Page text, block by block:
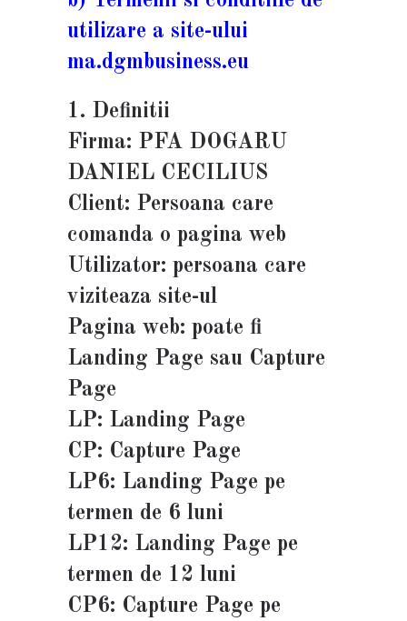
utilizare a site-ului
ma.dgmbusiness.eu
1. Definitii
Firma: PFA DOGARU
DANIEL CECILIUS
Client: Persoana care
comanda o pagina web
Utilizator: persoana care
viziteaza site-ul
Pagina web: poate fi
Landing Page sau Capture
Page
LP: Landing Page
CP: Capture Page
LP6: Landing Page pe
termen de 6 luni
LP12: Landing Page pe
termen de 12 luni
CP6: Capture Page pe